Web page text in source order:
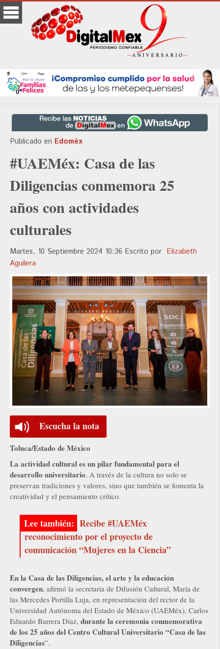
Publicado en Edoméx
#UAEMéx: Casa de las
Diligencias conmemora 25
años con actividades
culturales
Martes, 10 Septiembre 2024 10:36 Escrito por Elizabeth
Aguilera
Escucha la nota
Toluca/Estado de México
La actividad cultural es un pilar fundamental para el
desarrollo universitario. A través de la cultura no solo se
preservan tradiciones y valores, sino que también se fomenta la
creatividad y el pensamiento crítico.
Recibe #UAEMéx
reconocimiento por el proyecto de
comunicación “Mujeres en la Ciencia”
En la Casa de las Diligencias, el arte y la educación
convergen, afirmó la secretaria de Difusión Cultural, María de
las Mercedes Portilla Luja, en representación del rector de la
Universidad Autónoma del Estado de México (UAEMéx), Carlos
Eduardo Barrera Díaz, durante la ceremonia conmemorativa
de los 25 años del Centro Cultural Universitario “Casa de las
Diligencias”.